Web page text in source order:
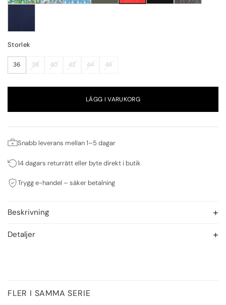
Storlek
36 38 40 42 44 46
LÄGG I VARUKORG
Snabb leverans mellan 1–5 dagar
14 dagars returrätt eller byte direkt i butik
Trygg e-handel – säker betalning
Beskrivning
Detaljer
FLER I SAMMA SERIE